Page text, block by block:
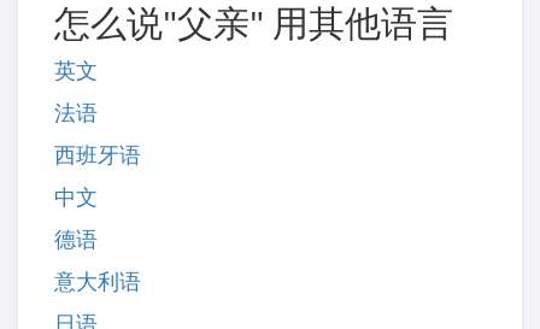
怎么说"父亲" 用其他语言
英文
法语
西班牙语
中文
德语
意大利语